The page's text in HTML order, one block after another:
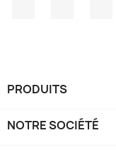
PRODUITS
NOTRE SOCIÉTÉ